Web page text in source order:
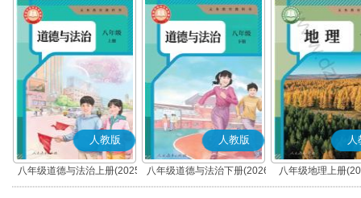
人教版
八年级道德与法治上册(2025
秋版)(部编版)
人教版
八年级道德与法治下册(2026
春版)(部编版)
人
八年级地理上册